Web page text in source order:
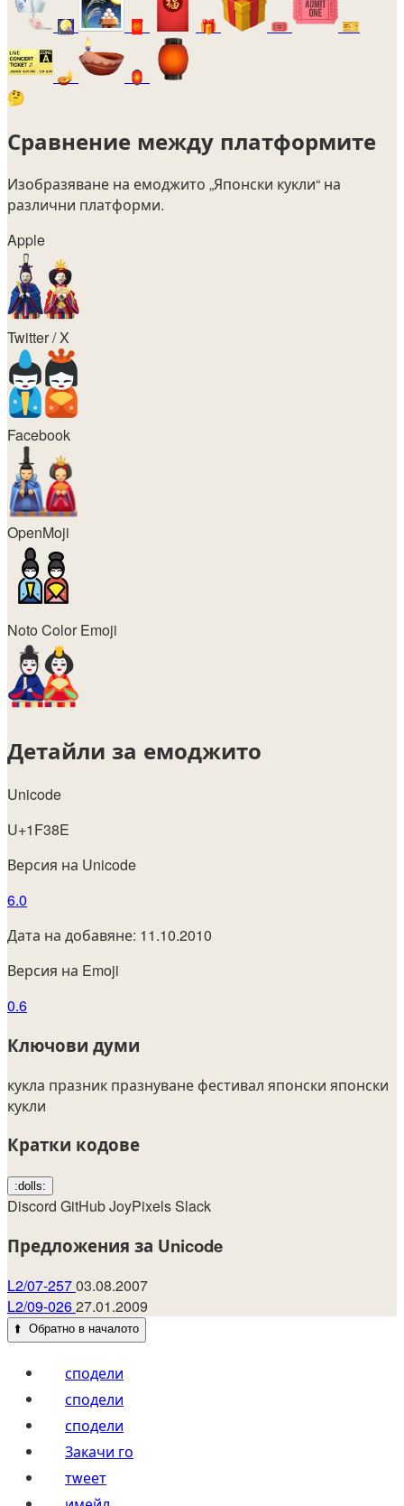
🎑 🧧 🎁 🎟️ 🎫
🪔
🏮
🤔
Сравнение между платформите
Изобразяване на емоджито „Японски кукли“ на
различни платформи.
Apple
Twitter / X
Facebook
OpenMoji
Noto Color Emoji
Детайли за емоджито
Unicode
U+1F38E
Версия на Unicode
6.0
Дата на добавяне: 11.10.2010
Версия на Emoji
0.6
Ключови думи
кукла празник празнуване фестивал японски японски
кукли
Кратки кодове
:dolls:
Discord GitHubJoyPixelsSlack
Предложения за Unicode
L2/07-25703.08.2007
L2/09-02627.01.2009
⬆️ Обратно в началото
сподели
сподели
сподели
Закачи го
тwеет